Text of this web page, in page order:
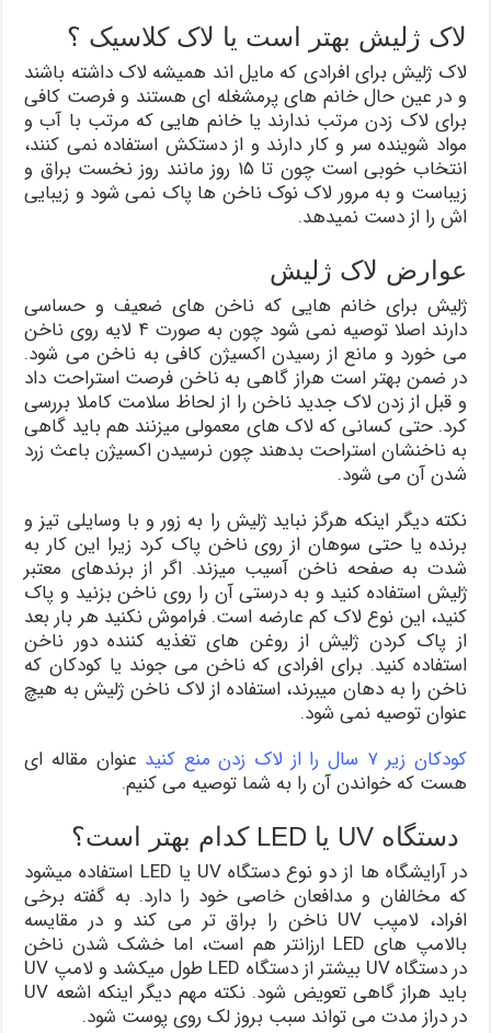
لاک ژليش بهتر است یا لاک کلاسیک ؟
لاک ژليش برای افرادی که مایل اند همیشه لاک داشته باشند
و در عین حال خانم های پرمشغله ای هستند و فرصت کافی
برای لاک زدن مرتب ندارند یا خانم هایی که مرتب با آب و
مواد شوینده سر و کار دارند و از دستکش استفاده نمی کنند،
انتخاب خوبی است چون تا ۱۵ روز مانند روز نخست براق و
زیباست و به مرور لاک نوک ناخن ها پاک نمی شود و زیبایی
اش را از دست نمیدهد.
عوارض لاک ژليش
ژليش برای خانم هایی که ناخن های ضعیف و حساسی
دارند اصلا توصیه نمی شود چون به صورت ۴ لایه روی ناخن
می خورد و مانع از رسیدن اکسیژن کافی به ناخن می شود.
در ضمن بهتر است هراز گاهی به ناخن فرصت استراحت داد
و قبل از زدن لاک جدید ناخن را از لحاظ سلامت کاملا بررسی
کرد. حتی کسانی که لاک های معمولی میزنند هم باید گاهی
به ناخنشان استراحت بدهند چون نرسیدن اکسیژن باعث زرد
شدن آن می شود.
نکته دیگر اینکه هرگز نباید ژلیش را به زور و با وسایلی تیز و
برنده یا حتی سوهان از روی ناخن پاک کرد زیرا این کار به
شدت به صفحه ناخن آسیب میزند. اگر از برندهای معتبر
ژلیش استفاده کنید و به درستی آن را روی ناخن بزنید و پاک
کنید، این نوع لاک کم عارضه است. فراموش نکنید هر بار بعد
از پاک کردن ژلیش از روغن های تغذیه کننده دور ناخن
استفاده کنید. برای افرادی که ناخن می جوند یا کودکان که
ناخن را به دهان میبرند، استفاده از لاک ناخن ژلیش به هیچ
عنوان توصیه نمی شود.
کودکان زیر ۷ سال را از لاک زدن منع کنید
عنوان مقاله ای
هست که خواندن آن را به شما توصیه می کنیم.
دستگاه UV یا LED کدام بهتر است؟
در آرایشگاه ها از دو نوع دستگاه UV یا LED استفاده میشود
که مخالفان و مدافعان خاصی خود را دارد. به گفته برخی
افراد، لامپب UV ناخن را براق تر می کند و در مقایسه
بالامپ های LED ارزانتر هم است، اما خشک شدن ناخن
در دستگاه UV بیشتر از دستگاه LED طول میکشد و لامپ UV
باید هراز گاهی تعویض شود. نکته مهم دیگر اینکه اشعه UV
در دراز مدت می تواند سبب بروز لک روی پوست شود.